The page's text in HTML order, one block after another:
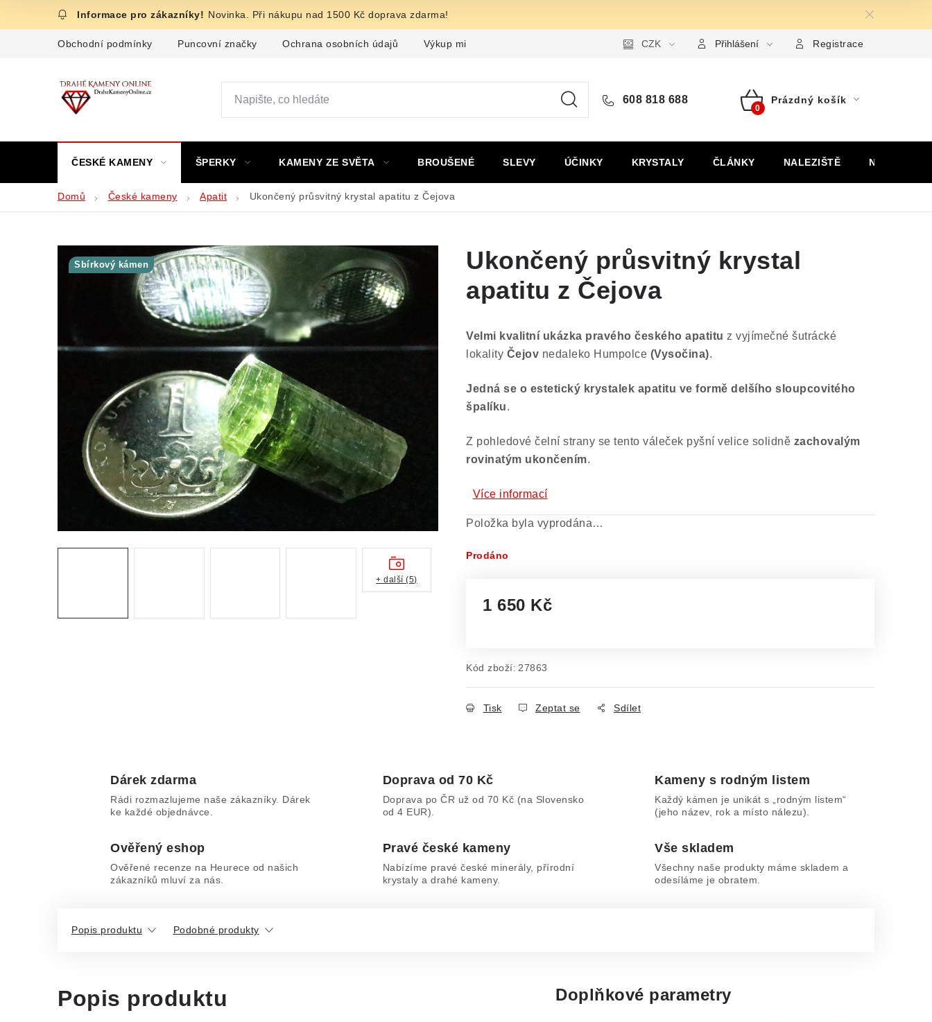
Novinka. Při nákupu nad 1500 Kč doprava zdarma!
Obchodní podmínky Puncovní značky Ochrana osobních údajů Výkup minerálů a drahých kamenů Formulář pro uplatnění reklamace Formulář pro odstoupení
CZK Přihlášení Registrace
608 818 688
Nákupní
Prázdný košík
ČESKÉ KAMENY ŠPERKY KAMENY ZE SVĚTA BROUŠENÉ SLEVY ÚČINKY KRYSTALY ČLÁNKY NALEZIŠTĚ NÁŠ PŘÍBĚH
Domů České kameny Apatit Ukončený průsvitný krystal apatitu z Čejova
Ukončený průsvitný krystal
apatitu z Čejova
Velmi kvalitní ukázka pravého českého apatitu z vyjímečné šutrácké
lokality Čejov nedaleko Humpolce (Vysočina).
Jedná se o estetický krystalek apatitu ve formě delšího sloupcovitého
špalíku.
Z pohledové čelní strany se tento váleček pyšní velice solidně zachovalým
rovinatým ukončením.
Více informací
Položka byla vyprodána…
Prodáno
1 650 Kč
Kód zboží: 27863
Tisk Zeptat se Sdílet
Sbírkový kámen
+ další (5)
Dárek zdarma
Rádi rozmazlujeme naše zákazníky. Dárek
ke každé objednávce.
Doprava od 70 Kč
Doprava po ČR už od 70 Kč (na Slovensko
od 4 EUR).
Kameny s rodným listem
Každý kámen je unikát s „rodným listem“
(jeho název, rok a místo nálezu).
Ověřený eshop
Ověřené recenze na Heurece od našich
zákazníků mluví za nás.
Pravé české kameny
Nabízíme pravé české minerály, přírodní
krystaly a drahé kameny.
Vše skladem
Všechny naše produkty máme skladem a
odesíláme je obratem.
Popis produktu Podobné produkty
Popis produktu Doplňkové parametry